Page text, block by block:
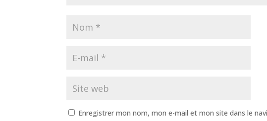
Enregistrer mon nom, mon e-mail et mon site dans le